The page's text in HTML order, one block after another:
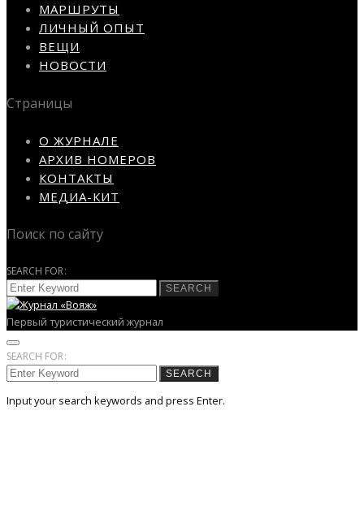
МАРШРУТЫ
ЛИЧНЫЙ ОПЫТ
ВЕЩИ
НОВОСТИ
Страницы
О ЖУРНАЛЕ
АРХИВ НОМЕРОВ
КОНТАКТЫ
МЕДИА-КИТ
Поиск по сайту
SEARCH FOR:
SEARCH
Первый туристический журнал
SEARCH FOR:
SEARCH
Input your search keywords and press Enter.